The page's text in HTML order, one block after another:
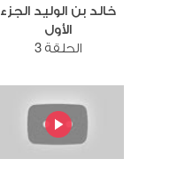
خالد بن الوليد الجزء
الأول
الحلقة 3